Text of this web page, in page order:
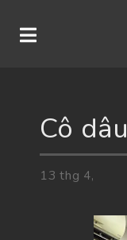
Cô dâu
13 thg 4,